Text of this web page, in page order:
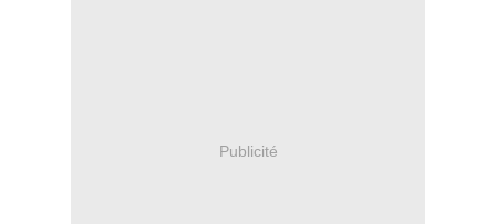
Publicité